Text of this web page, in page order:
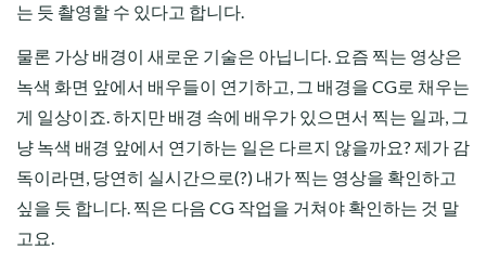
는 듯 촬영할 수 있다고 합니다.
물론 가상 배경이 새로운 기술은 아닙니다. 요즘 찍는 영상은
녹색 화면 앞에서 배우들이 연기하고, 그 배경을 CG로 채우는
게 일상이죠. 하지만 배경 속에 배우가 있으면서 찍는 일과, 그
냥 녹색 배경 앞에서 연기하는 일은 다르지 않을까요? 제가 감
독이라면, 당연히 실시간으로(?) 내가 찍는 영상을 확인하고
싶을 듯 합니다. 찍은 다음 CG 작업을 거쳐야 확인하는 것 말
고요.